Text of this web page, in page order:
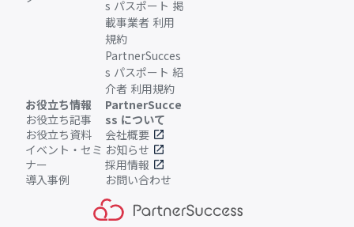
s パスポート 掲
載事業者 利用
規約
PartnerSucces
s パスポート 紹
介者 利用規約
お役立ち情報
お役立ち記事
お役立ち資料
イベント・セミ
ナー
導入事例
PartnerSucce
ss について
会社概要 open_in_new
お知らせ open_in_new
採用情報 open_in_new
お問い合わせ